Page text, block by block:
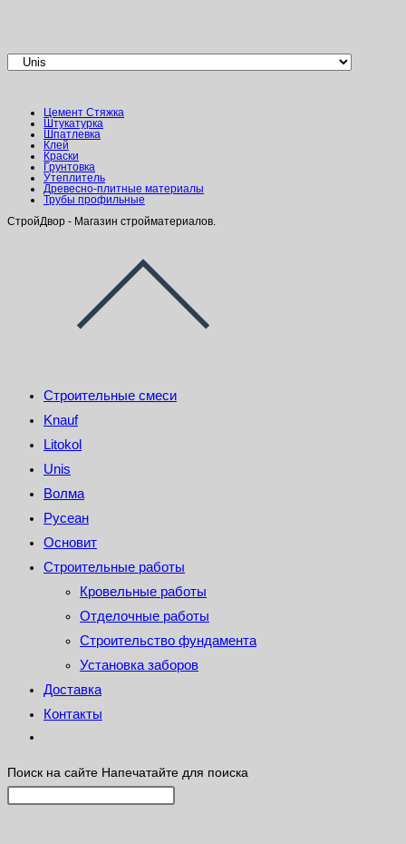
Цемент Стяжка
Штукатурка
Шпатлевка
Клей
Краски
Грунтовка
Утеплитель
Древесно-плитные материалы
Трубы профильные
СтройДвор - Магазин стройматериалов.
Строительные смеси
Knauf
Litokol
Unis
Волма
Русеан
Основит
Строительные работы
Кровельные работы
Отделочные работы
Строительство фундамента
Установка заборов
Доставка
Контакты
Поиск на сайте Напечатайте для поиска